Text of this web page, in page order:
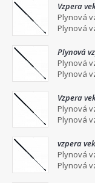
Vzpera
Plynová
Plynová
Plynová
Plynová
Plynová
Vzpera
Plynová
Plynová
vzpera
Plynová
Plynová